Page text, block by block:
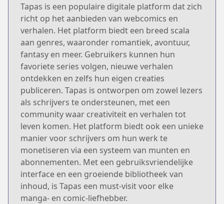
Tapas is een populaire digitale platform dat zich
richt op het aanbieden van webcomics en
verhalen. Het platform biedt een breed scala
aan genres, waaronder romantiek, avontuur,
fantasy en meer. Gebruikers kunnen hun
favoriete series volgen, nieuwe verhalen
ontdekken en zelfs hun eigen creaties
publiceren. Tapas is ontworpen om zowel lezers
als schrijvers te ondersteunen, met een
community waar creativiteit en verhalen tot
leven komen. Het platform biedt ook een unieke
manier voor schrijvers om hun werk te
monetiseren via een systeem van munten en
abonnementen. Met een gebruiksvriendelijke
interface en een groeiende bibliotheek van
inhoud, is Tapas een must-visit voor elke
manga- en comic-liefhebber.